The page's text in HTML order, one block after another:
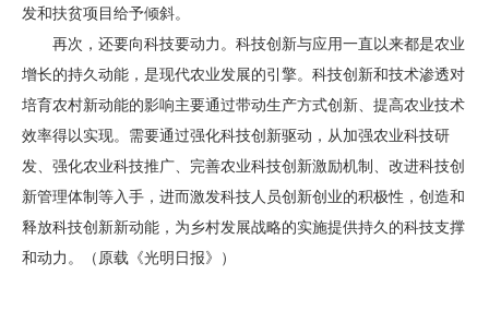
发和扶贫项目给予倾斜。
再次，还要向科技要动力。科技创新与应用一直以来都是农业
增长的持久动能，是现代农业发展的引擎。科技创新和技术渗透对
培育农村新动能的影响主要通过带动生产方式创新、提高农业技术
效率得以实现。需要通过强化科技创新驱动，从加强农业科技研
发、强化农业科技推广、完善农业科技创新激励机制、改进科技创
新管理体制等入手，进而激发科技人员创新创业的积极性，创造和
释放科技创新新动能，为乡村发展战略的实施提供持久的科技支撑
和动力。（原载《光明日报》）